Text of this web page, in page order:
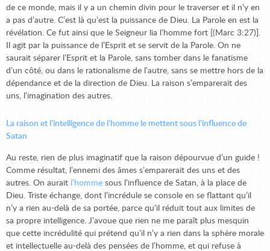
de ce monde, mais il y a un chemin divin pour le traverser et il n’y en
a pas d’autre. C’est là qu’est la puissance de Dieu. La Parole en est la
révélation. Ce fut ainsi que le Seigneur lia l’homme fort [(Marc 3:27)].
Il agit par la puissance de l’Esprit et se servit de la Parole. On ne
saurait séparer l’Esprit et la Parole, sans tomber dans le fanatisme
d’un côté, ou dans le rationalisme de l’autre, sans se mettre hors de la
dépendance et de la direction de Dieu. La raison s’emparerait des
uns, l’imagination des autres.
La raison et l’intelligence de l’homme le mettent sous l’influence de
Satan
Au reste, rien de plus imaginatif que la raison dépourvue d’un guide !
Comme résultat, l’ennemi des âmes s’emparerait des uns et des
autres. On aurait l’homme sous l’influence de Satan, à la place de
Dieu. Triste échange, dont l’incrédule se console en se flattant qu’il
n’y a rien au-delà de sa portée, parce qu’il réduit tout aux limites de
sa propre intelligence. J’avoue que rien ne me paraît plus mesquin
que cette incrédulité qui prétend qu’il n’y a rien dans la sphère morale
et intellectuelle au-delà des pensées de l’homme, et qui refuse à